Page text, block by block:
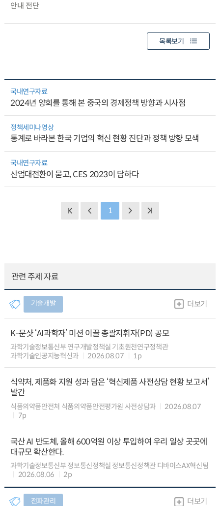
안내 전단
목록보기
국내연구자료
2024년 양회를 통해 본 중국의 경제정책 방향과 시사점
정책세미나영상
통계로 바라본 한국 기업의 혁신 현황 진단과 정책 방향 모색
국내연구자료
산업대전환이 묻고, CES 2023이 답하다
1
관련 주제 자료
기술개발 더보기
K-문샷 ‘AI과학자’ 미션 이끌 총괄지휘자(PD) 공모
과학기술정보통신부 연구개발정책실 기초원천연구정책관
과학기술인공지능혁신과
2026.08.07 1p
식약처, 제품화 지원 성과 담은 ‘혁신제품 사전상담 현황 보고서’
발간
식품의약품안전처 식품의약품안전평가원 사전상담과
2026.08.07
7p
국산 AI 반도체, 올해 600억원 이상 투입하여 우리 일상 곳곳에
대규모 확산한다.
과학기술정보통신부 정보통신정책실 정보통신정책관 디바이스AX혁신팀
2026.08.06
2p
전파관리 더보기